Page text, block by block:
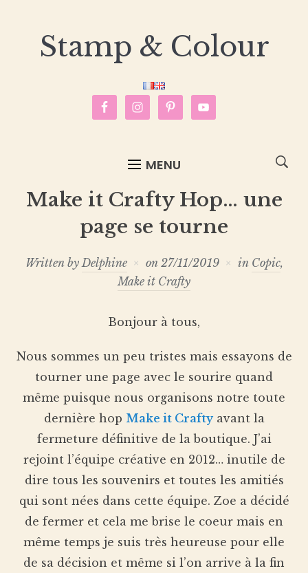
Stamp & Colour
MENU
Make it Crafty Hop… une
page se tourne
Written byDelphine on 27/11/2019 in Copic,
Make it Crafty
Bonjour à tous,
Nous sommes un peu tristes mais essayons de
tourner une page avec le sourire quand
même puisque nous organisons notre toute
dernière hop Make it Craftyavant la
fermeture définitive de la boutique. J’ai
rejoint l’équipe créative en 2012… inutile de
dire tous les souvenirs et toutes les amitiés
qui sont nées dans cette équipe. Zoe a décidé
de fermer et cela me brise le coeur mais en
même temps je suis très heureuse pour elle
de sa décision et même si l’on arrive à la fin